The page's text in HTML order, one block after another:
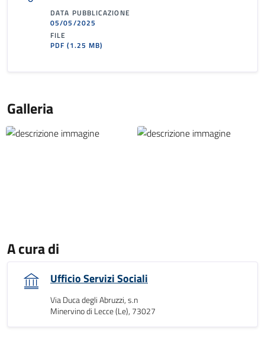
DATA PUBBLICAZIONE
05/05/2025
FILE
PDF(1.25 MB)
Galleria
A cura di
Ufficio Servizi Sociali
Via Duca degli Abruzzi, s.n
Minervino di Lecce (Le), 73027